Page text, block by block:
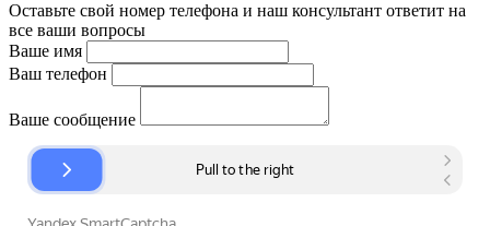
Оставьте свой номер телефона и наш консультант ответит на
все ваши вопросы
Ваше имя
Ваш телефон
Ваше сообщение